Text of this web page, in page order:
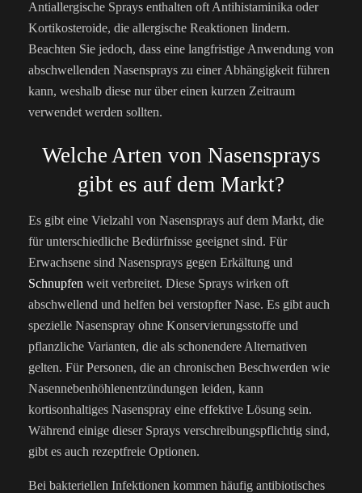
Antiallergische Sprays enthalten oft Antihistaminika oder
Kortikosteroide, die allergische Reaktionen lindern.
Beachten Sie jedoch, dass eine langfristige Anwendung von
abschwellenden Nasensprays zu einer Abhängigkeit führen
kann, weshalb diese nur über einen kurzen Zeitraum
verwendet werden sollten.
Welche Arten von Nasensprays
gibt es auf dem Markt?
Es gibt eine Vielzahl von Nasensprays auf dem Markt, die
für unterschiedliche Bedürfnisse geeignet sind. Für
Erwachsene sind Nasensprays gegen Erkältung und
Schnupfen weit verbreitet. Diese Sprays wirken oft
abschwellend und helfen bei verstopfter Nase. Es gibt auch
spezielle Nasenspray ohne Konservierungsstoffe und
pflanzliche Varianten, die als schonendere Alternativen
gelten. Für Personen, die an chronischen Beschwerden wie
Nasennebenhöhlenentzündungen leiden, kann
kortisonhaltiges Nasenspray eine effektive Lösung sein.
Während einige dieser Sprays verschreibungspflichtig sind,
gibt es auch rezeptfreie Optionen.
Bei bakteriellen Infektionen kommen häufig antibiotisches